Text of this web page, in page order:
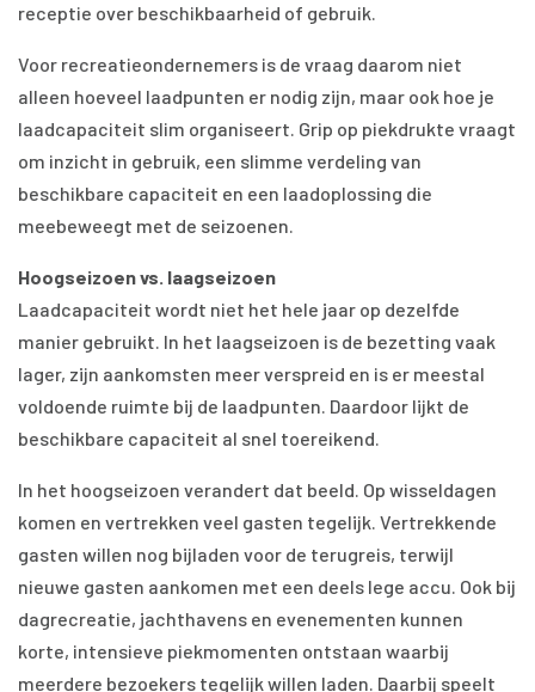
receptie over beschikbaarheid of gebruik.
Voor recreatieondernemers is de vraag daarom niet
alleen hoeveel laadpunten er nodig zijn, maar ook hoe je
laadcapaciteit slim organiseert. Grip op piekdrukte vraagt
om inzicht in gebruik, een slimme verdeling van
beschikbare capaciteit en een laadoplossing die
meebeweegt met de seizoenen.
Hoogseizoen vs. laagseizoen
Laadcapaciteit wordt niet het hele jaar op dezelfde
manier gebruikt. In het laagseizoen is de bezetting vaak
lager, zijn aankomsten meer verspreid en is er meestal
voldoende ruimte bij de laadpunten. Daardoor lijkt de
beschikbare capaciteit al snel toereikend.
In het hoogseizoen verandert dat beeld. Op wisseldagen
komen en vertrekken veel gasten tegelijk. Vertrekkende
gasten willen nog bijladen voor de terugreis, terwijl
nieuwe gasten aankomen met een deels lege accu. Ook bij
dagrecreatie, jachthavens en evenementen kunnen
korte, intensieve piekmomenten ontstaan waarbij
meerdere bezoekers tegelijk willen laden. Daarbij speelt